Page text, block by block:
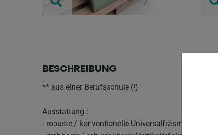
BESCHREIBUNG
** aus einer Berufsschule (!)
Ausstattung :
- robuste / konventionelle Universalfräsmaschine